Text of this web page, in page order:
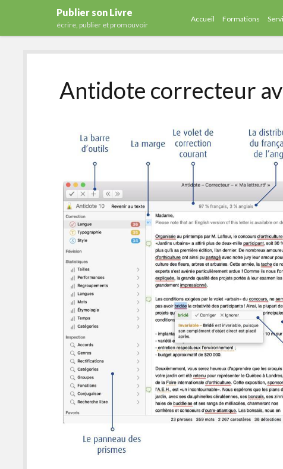
Publier son Livre
écrire, publier et promouvoir
Accueil Formations
Antidote correcteur